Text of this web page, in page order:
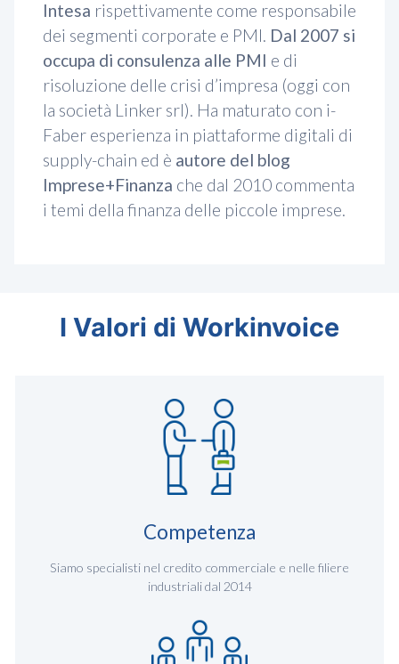
Intesa rispettivamente come responsabile
dei segmenti corporate e PMI. Dal 2007 si
occupa di consulenza alle PMI e di
risoluzione delle crisi d’impresa (oggi con
la società Linker srl). Ha maturato con i-
Faber esperienza in piattaforme digitali di
supply-chain ed è autore del blog
Imprese+Finanza che dal 2010 commenta
i temi della finanza delle piccole imprese.
I Valori di Workinvoice
Competenza
Siamo specialisti nel credito commerciale e nelle filiere
industriali dal 2014